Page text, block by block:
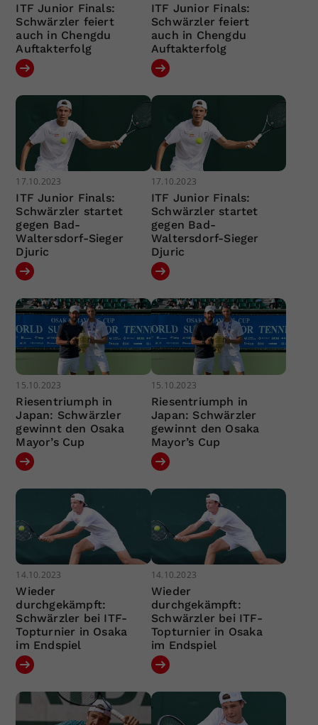
ITF Junior Finals:
Schwärzler feiert
auch in Chengdu
Auftakterfolg
ITF Junior Finals:
Schwärzler feiert
auch in Chengdu
Auftakterfolg
17.10.2023
ITF Junior Finals:
Schwärzler startet
gegen Bad-
Waltersdorf-Sieger
Djuric
17.10.2023
ITF Junior Finals:
Schwärzler startet
gegen Bad-
Waltersdorf-Sieger
Djuric
15.10.2023
Riesentriumph in
Japan: Schwärzler
gewinnt den Osaka
Mayor’s Cup
15.10.2023
Riesentriumph in
Japan: Schwärzler
gewinnt den Osaka
Mayor’s Cup
14.10.2023
Wieder
durchgekämpft:
Schwärzler bei ITF-
Topturnier in Osaka
im Endspiel
14.10.2023
Wieder
durchgekämpft:
Schwärzler bei ITF-
Topturnier in Osaka
im Endspiel